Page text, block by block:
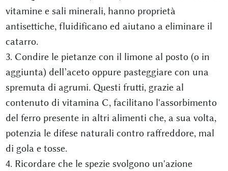
vitamine e sali minerali, hanno proprietà
antisettiche, fluidificano ed aiutano a eliminare il
catarro.
3. Condire le pietanze con il limone al posto (o in
aggiunta) dell’aceto oppure pasteggiare con una
spremuta di agrumi. Questi frutti, grazie al
contenuto di vitamina C, facilitano l'assorbimento
del ferro presente in altri alimenti che, a sua volta,
potenzia le difese naturali contro raffreddore, mal
di gola e tosse.
4. Ricordare che le spezie svolgono un'azione